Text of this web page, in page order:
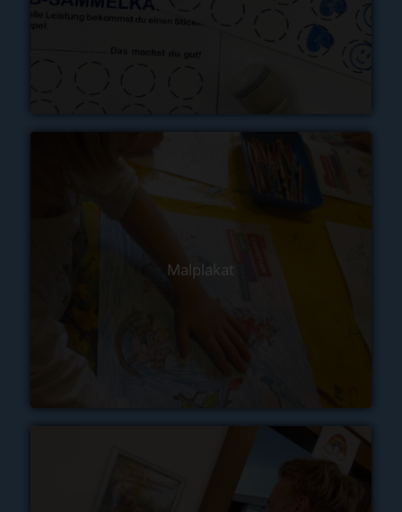
Malplakat